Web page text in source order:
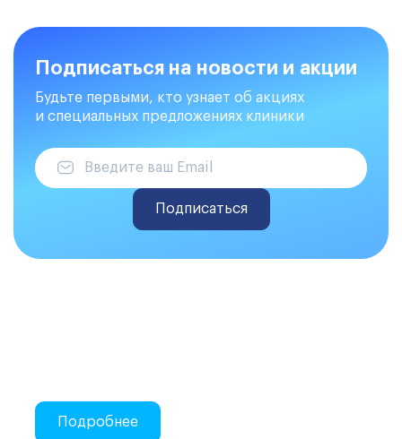
Подписаться на новости и акции
Будьте первыми, кто узнает об акциях
и специальных предложениях клиники
Подписаться
Подробнее